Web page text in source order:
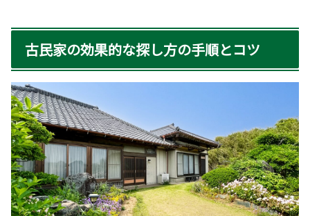
古民家の効果的な探し方の手順とコツ